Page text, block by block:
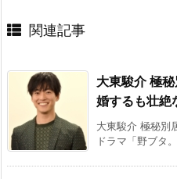
関連記事
大東駿介 極
婚するも壮絶
大東駿介 極秘別
ドラマ「野ブタ